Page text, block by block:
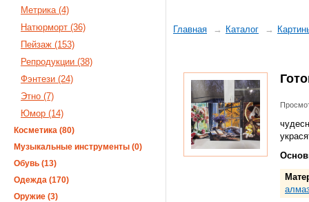
Главная Каталог
Метрика (4)
Натюрморт (36)
Пейзаж (153)
Репродукции (38)
Фэнтези (24)
Этно (7)
Юмор (14)
Косметика (80)
Музыкальные инструменты (0)
Обувь (13)
Одежда (170)
Оружие (3)